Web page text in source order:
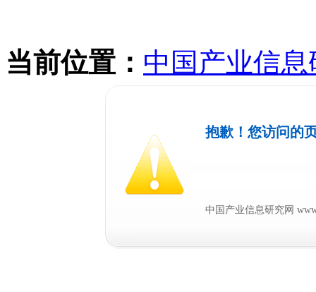
当前位置： 中国产业信
抱歉！您访问的
中国产业信息研究网